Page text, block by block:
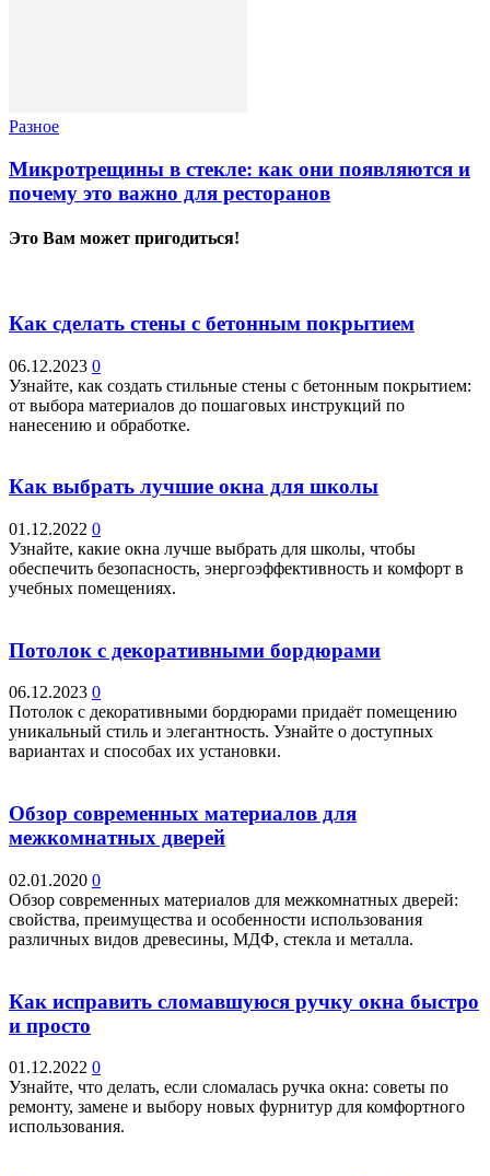
Разное
Микротрещины в стекле: как они появляются и
почему это важно для ресторанов
Это Вам может пригодиться!
Как сделать стены с бетонным покрытием
06.12.2023 0
Узнайте, как создать стильные стены с бетонным покрытием:
от выбора материалов до пошаговых инструкций по
нанесению и обработке.
Как выбрать лучшие окна для школы
01.12.2022 0
Узнайте, какие окна лучше выбрать для школы, чтобы
обеспечить безопасность, энергоэффективность и комфорт в
учебных помещениях.
Потолок с декоративными бордюрами
06.12.2023 0
Потолок с декоративными бордюрами придаёт помещению
уникальный стиль и элегантность. Узнайте о доступных
вариантах и способах их установки.
Обзор современных материалов для
межкомнатных дверей
02.01.2020 0
Обзор современных материалов для межкомнатных дверей:
свойства, преимущества и особенности использования
различных видов древесины, МДФ, стекла и металла.
Как исправить сломавшуюся ручку окна быстро
и просто
01.12.2022 0
Узнайте, что делать, если сломалась ручка окна: советы по
ремонту, замене и выбору новых фурнитур для комфортного
использования.